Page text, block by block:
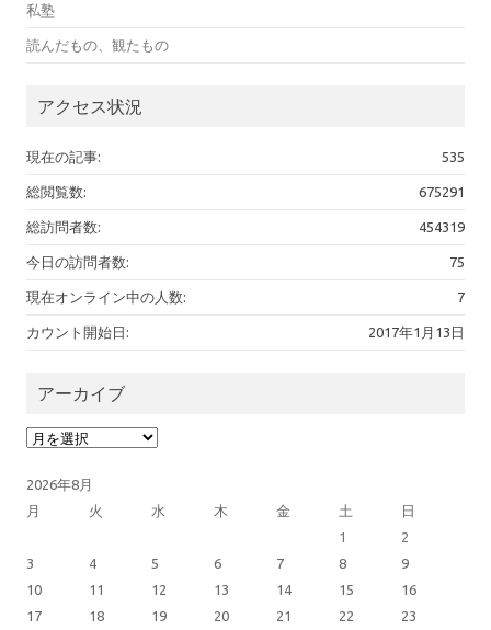
私塾
読んだもの、観たもの
アクセス状況
535
現在の記事:
675291
総閲覧数:
454319
総訪問者数:
75
今日の訪問者数:
7
現在オンライン中の人数:
2017年1月13日
カウント開始日:
アーカイブ
アーカイブ
2026年8月
月
火 水 木 金 土
日
1
2
3
4 5 6 7 8
9
10
11 12 13 14 15
16
17
18 19 20 21 22 23